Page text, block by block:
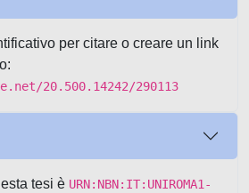
per citare o creare un link
20.500.14242/290113
tesi è URN:NBN:IT:UNIROMA1-